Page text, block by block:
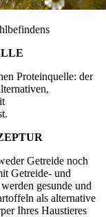
Proteinquelle: der
Getreide noch
Getreide- und
gesunde und
als alternative
Ihres Haustieres